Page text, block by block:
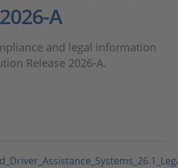
A
and legal information
Release 2026-A.